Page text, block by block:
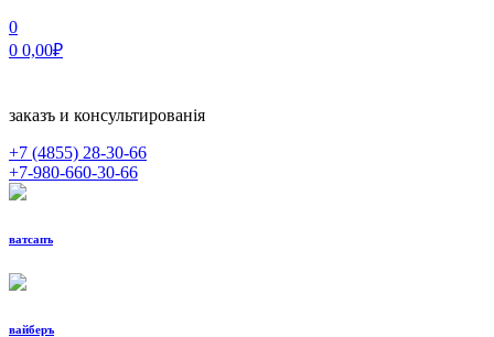
0
0 0,00₽
заказъ и консультированiя
+7 (4855) 28-30-66
+7-980-660-30-66
ватсапъ
вайберъ